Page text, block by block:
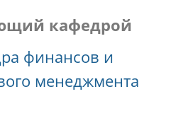
кафедрой
финансов и
менеджмента